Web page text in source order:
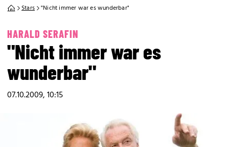
Stars "Nicht immer war es wunderbar"
HARALD SERAFIN
"Nicht immer war es
wunderbar"
07.10.2009, 10:15